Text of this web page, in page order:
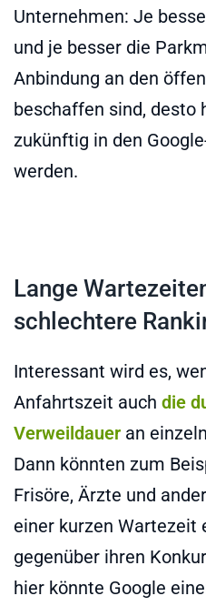
Unternehmen: Je
und je besser die
Anbindung an den
beschaffen sind, desto
zukünftig in den
werden.
Lange
schlechtere
Interessant wird es,
Anfahrtszeit auch die
Verweildauer an
Dann könnten zum
Frisöre, Ärzte und
einer kurzen Wartezeit
gegenüber ihren
hier könnte Google